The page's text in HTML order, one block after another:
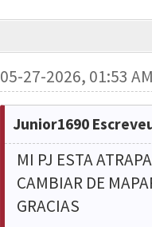
05-27-2026, 01:53
Junior1690
MI PJ ESTA
CAMBIAR DE
GRACIAS